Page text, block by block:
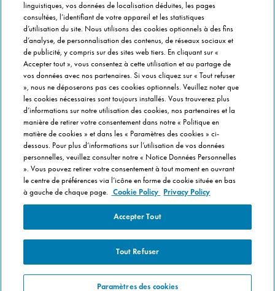
Bouchées Doubles
Jours Fous
Domino's x Oasis x Spiderman
Nos opérations locales
PRÈS DE CHEZ VOUS
Pizzas Paris
Pizzas Lyon
Pizzas Marseille
Pizzas Lille
Pizzas Nantes
Pour votre santé, mangez au moins cinq fruits et légumes par jour
linguistiques, vos données de localisation déduites, les pages
consultées, l’identifiant de votre appareil et les statistiques
d’utilisation du site. Nous utilisons des cookies optionnels à des fins
d’analyse, de personnalisation des contenus, de réseaux sociaux et
de publicité, y compris sur des sites web tiers. En cliquant sur «
Accepter tout », vous consentez à cette utilisation et au partage de
vos données avec nos partenaires. Si vous cliquez sur « Tout refuser
», nous ne déposerons pas ces cookies optionnels. Veuillez noter que
les cookies nécessaires sont toujours installés. Vous trouverez plus
d’informations sur notre utilisation des cookies, nos partenaires et la
manière de retirer votre consentement dans notre « Politique en
matière de cookies » et dans les « Paramètres des cookies » ci-
dessous. Pour plus d’informations sur l’utilisation de vos données
personnelles, veuillez consulter notre « Notice Données Personnelles
». Vous pouvez retirer votre consentement à tout moment en ouvrant
le centre de préférences via l’icône en forme de cookie située en bas
à gauche de chaque page. Cookie Policy Privacy Policy
Accepter Tout
Tout Refuser
Paramètres des cookies